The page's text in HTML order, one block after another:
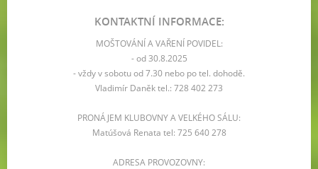
KONTAKTNÍ INFORMACE:
MOŠTOVÁNÍ A VAŘENÍ POVIDEL:
- od 30.8.2025
- vždy v sobotu od 7.30 nebo po tel. dohodě.
Vladimír Daněk tel.: 728 402 273
PRONÁJEM KLUBOVNY A VELKÉHO SÁLU:
Matúšová Renata tel: 725 640 278
ADRESA PROVOZOVNY: